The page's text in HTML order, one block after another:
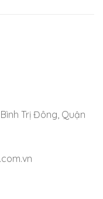
Trị Đông, Quận